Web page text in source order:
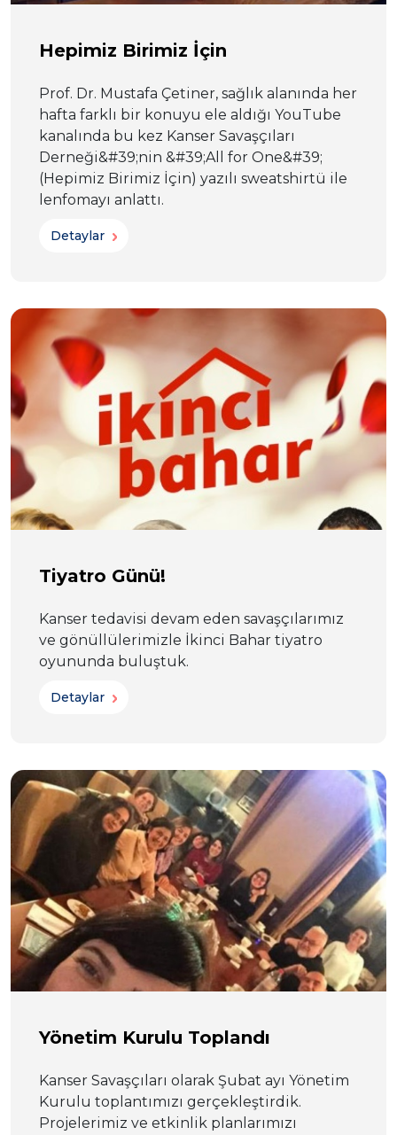
Hepimiz Birimiz İçin
Prof. Dr. Mustafa Çetiner, sağlık alanında her
hafta farklı bir konuyu ele aldığı YouTube
kanalında bu kez Kanser Savaşçıları
Derneği&#39;nin &#39;All for One&#39;
(Hepimiz Birimiz İçin) yazılı sweatshirtü ile
lenfomayı anlattı.
Detaylar
Tiyatro Günü!
Kanser tedavisi devam eden savaşçılarımız
ve gönüllülerimizle İkinci Bahar tiyatro
oyununda buluştuk.
Detaylar
Yönetim Kurulu Toplandı
Kanser Savaşçıları olarak Şubat ayı Yönetim
Kurulu toplantımızı gerçekleştirdik.
Projelerimiz ve etkinlik planlarımızı